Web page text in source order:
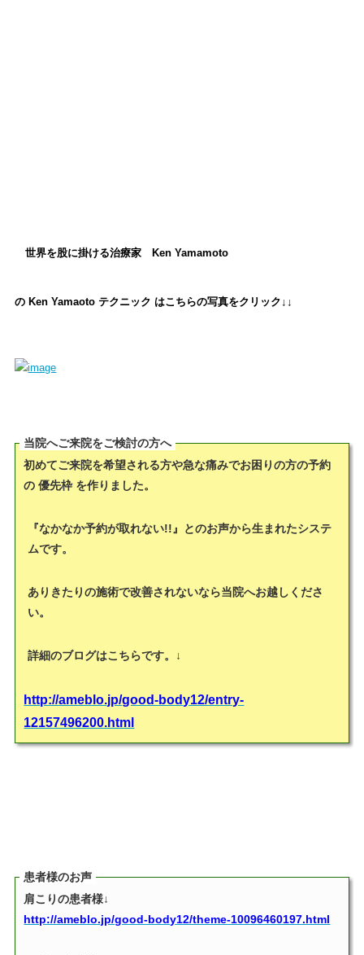
世界を股に掛ける治療家 Ken Yamamoto
の Ken Yamaoto テクニック はこちらの写真をクリック↓↓
当院へご来院をご検討の方へ
初めてご来院を希望される方や急な痛みでお困りの方の予約
の 優先枠 を作りました。
『なかなか予約が取れない!!』とのお声から生まれたシステ
ムです。
ありきたりの施術で改善されないなら当院へお越しくださ
い。
詳細のブログはこちらです。↓
http://ameblo.jp/good-body12/entry-
12157496200.html
患者様のお声
肩こりの患者様↓
http://ameblo.jp/good-body12/theme-10096460197.html